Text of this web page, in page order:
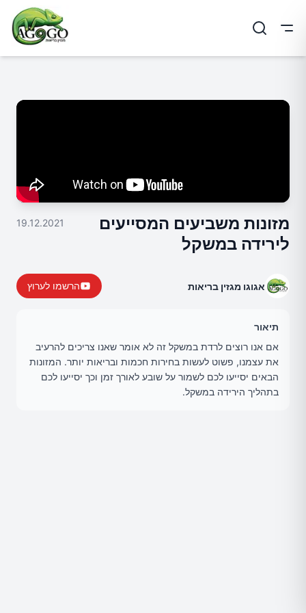
מזונות משביעים המסייעים
לירידה במשקל
19.12.2021
אגוגו מגזין בריאות הרשמו לערוץ
תיאור
אם אנו רוצים לרדת במשקל זה לא אומר שאנו צריכים להרעיב
את עצמנו, פשוט לעשות בחירות חכמות ובריאות יותר. המזונות
הבאים יסייעו לכם לשמור על שובע לאורך זמן וכך יסייעו לכם
בתהליך הירידה במשקל.